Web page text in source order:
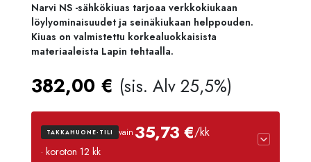
Narvi NS -sähkökiuas tarjoaa verkkokiukaan
löylyominaisuudet ja seinäkiukaan helppouden.
Kiuas on valmistettu korkealuokkaisista
materiaaleista Lapin tehtaalla.
382,00 € (sis. Alv 25,5%)
TAKKAHUONE-TILI vain 35,73 €/kk
· koroton 12 kk